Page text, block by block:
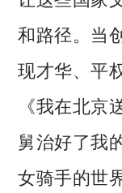
和路径。当
现才华、平
《我在北京
舅治好了我
女骑手的世